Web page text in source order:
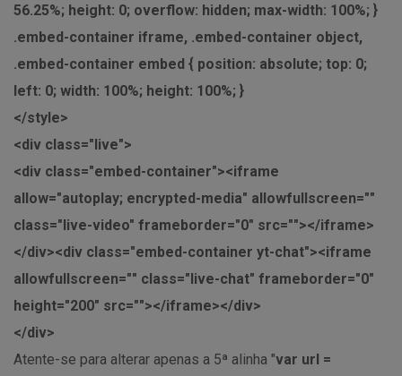
56.25%; height: 0; overflow: hidden; max-width: 100%; }
.embed-container iframe, .embed-container object,
.embed-container embed { position: absolute; top: 0;
left: 0; width: 100%; height: 100%; }
</style>
<div class="live">
<div class="embed-container"><iframe
allow="autoplay; encrypted-media" allowfullscreen=""
class="live-video" frameborder="0" src=""></iframe>
</div><div class="embed-container yt-chat"><iframe
allowfullscreen="" class="live-chat" frameborder="0"
height="200" src=""></iframe></div>
</div>
Atente-se para alterar apenas a 5ª alinha "var url =